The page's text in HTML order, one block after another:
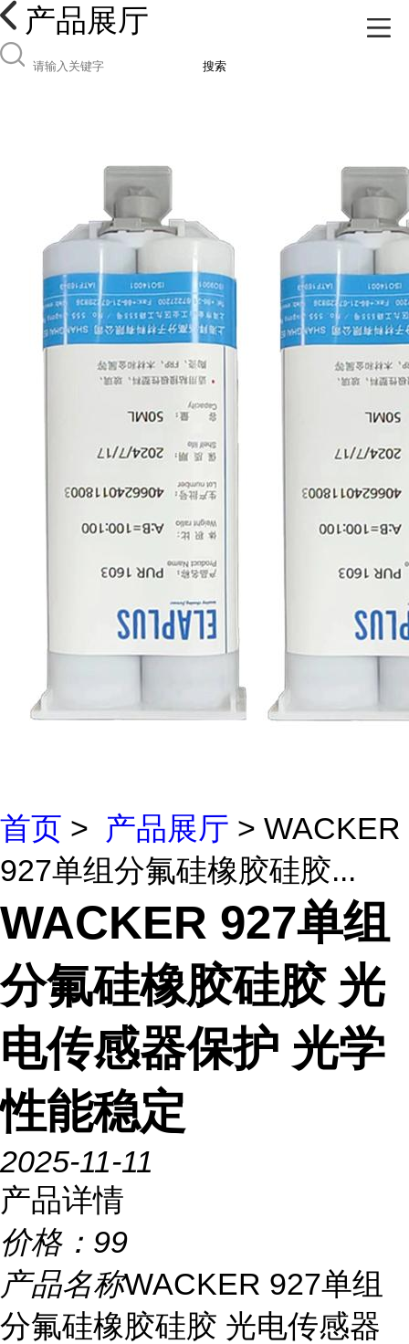
产品展厅
搜索
首页 > 产品展厅 > WACKER
927单组分氟硅橡胶硅胶...
WACKER 927单组
分氟硅橡胶硅胶 光
电传感器保护 光学
性能稳定
2025-11-11
产品详情
价格： 99
产品名称WACKER 927单组
分氟硅橡胶硅胶 光电传感器